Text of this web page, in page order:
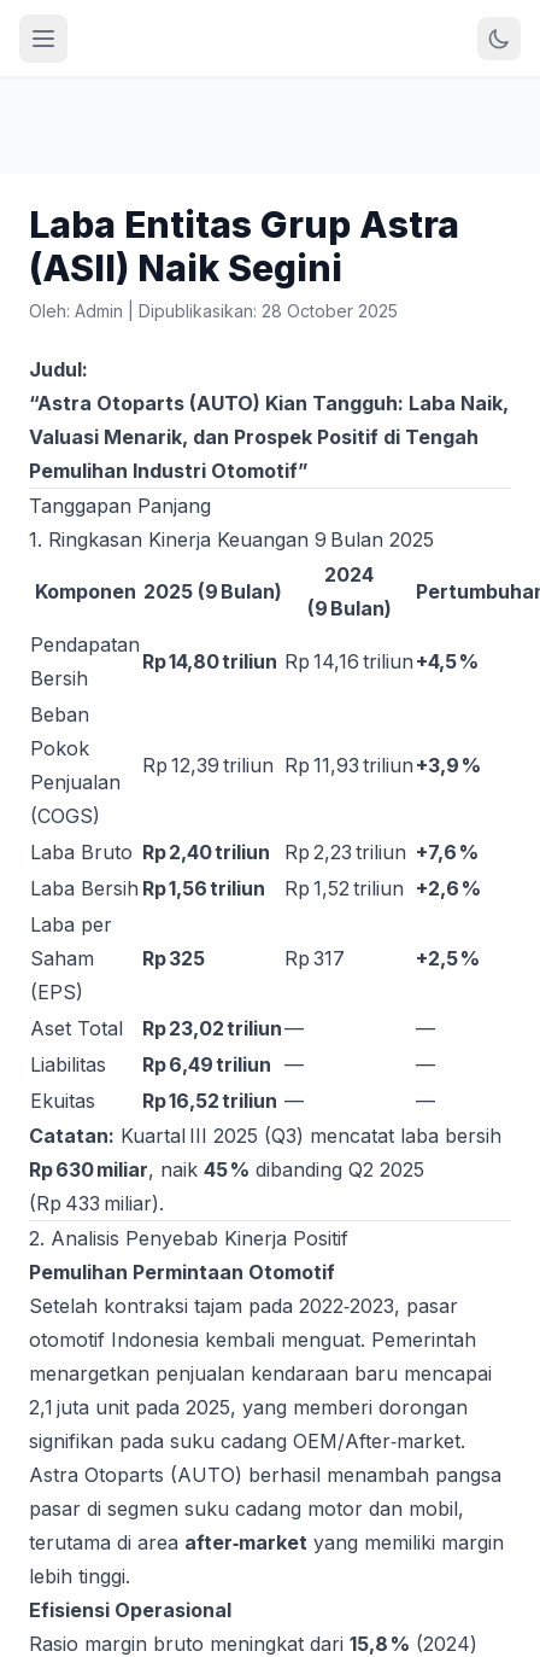
Laba Entitas Grup Astra
(ASII) Naik Segini
Oleh: Admin Dipublikasikan: 28 October 2025
Judul:
“Astra Otoparts (AUTO) Kian Tangguh: Laba Naik,
Valuasi Menarik, dan Prospek Positif di Tengah
Pemulihan Industri Otomotif”
Tanggapan Panjang
1. Ringkasan Kinerja Keuangan 9 Bulan 2025
Komponen 2025 (9 Bulan)
2024
(9 Bulan)
Pendapatan
Bersih
Rp 14,80 triliun Rp 14,16 triliun +4,5 %
Beban
Pokok
Penjualan
(COGS)
Rp 12,39 triliun Rp 11,93 triliun +3,9 %
Laba Bruto Rp 2,40 triliun Rp 2,23 triliun +7,6 %
Laba Bersih Rp 1,56 triliun Rp 1,52 triliun +2,6 %
Laba per
Saham
(EPS)
Rp 325 Rp 317 +2,5 %
Aset Total Rp 23,02 triliun—
—
Liabilitas
Rp 6,49 triliun —
—
Ekuitas
Rp 16,52 triliun —
—
Catatan: Kuartal III 2025 (Q3) mencatat laba bersih
Rp 630 miliar, naik 45 % dibanding Q2 2025
(Rp 433 miliar).
2. Analisis Penyebab Kinerja Positif
Pemulihan Permintaan Otomotif
Setelah kontraksi tajam pada 2022‑2023, pasar
otomotif Indonesia kembali menguat. Pemerintah
menargetkan penjualan kendaraan baru mencapai
2,1 juta unit pada 2025, yang memberi dorongan
signifikan pada suku cadang OEM/After‑market.
Astra Otoparts (AUTO) berhasil menambah pangsa
pasar di segmen suku cadang motor dan mobil,
terutama di area after‑market yang memiliki margin
lebih tinggi.
Efisiensi Operasional
Rasio margin bruto meningkat dari 15,8 % (2024)